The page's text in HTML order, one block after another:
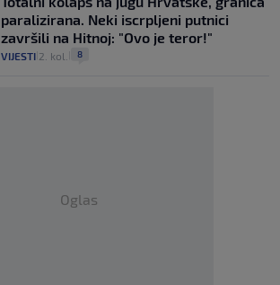
paralizirana. Neki iscrpljeni putnici
završili na Hitnoj: "Ovo je teror!"
VIJESTI 2. kol. 8
Oglas